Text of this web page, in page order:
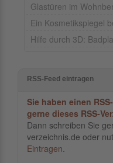
Glastüren im
Ein Kosmetikspiegel
Hilfe durch 3D:
RSS-Feed eintragen
Sie haben einen
gerne dieses RSS-
Dann schreiben Sie
verzeichnis.de oder
Eintragen.